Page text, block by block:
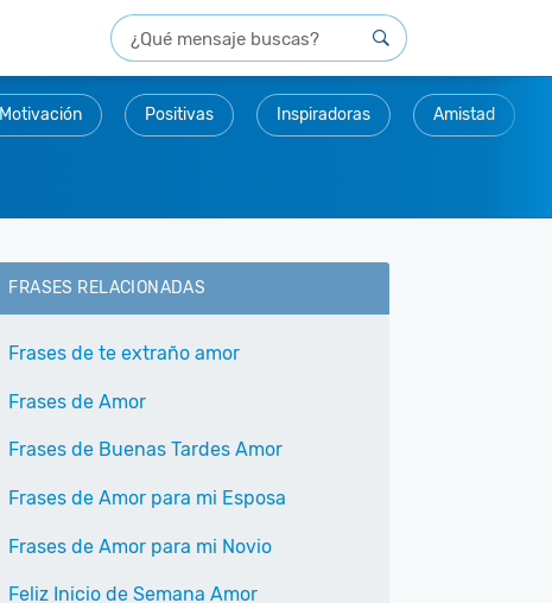
Motivación Positivas Inspiradoras Amistad
FRASES RELACIONADAS
Frases de te extraño amor
Frases de Amor
Frases de Buenas Tardes Amor
Frases de Amor para mi Esposa
Frases de Amor para mi Novio
Feliz Inicio de Semana Amor